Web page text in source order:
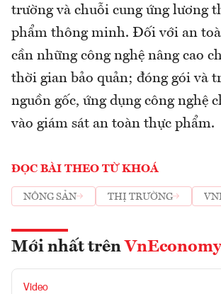
trường và chuỗi cung ứng lương
phẩm thông minh. Đối với an
cần những công nghệ nâng cao
thời gian bảo quản; đóng gói và
nguồn gốc, ứng dụng công nghệ
vào giám sát an toàn thực phẩm.
ĐỌC BÀI THEO TỪ KHOÁ
NÔNG SẢN THỊ TRƯỜNG
Mới nhất trên VnEconomy
Video